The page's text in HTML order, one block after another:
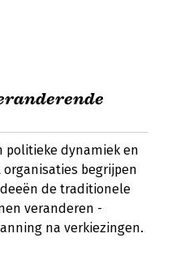
politieke dynamiek en
begrijpen
de traditionele
veranderen -
na verkiezingen.